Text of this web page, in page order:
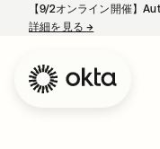
【9/2オンライン開催】
詳細を見る→